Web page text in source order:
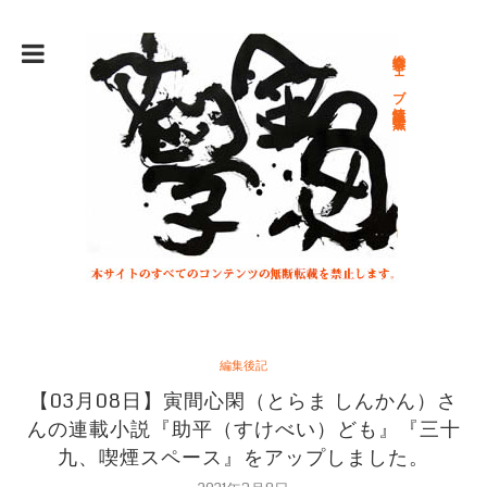
総合文学ウェブ情報誌 文学金魚
編集後記
【03月08日】寅間心閑（とらま しんかん）さ
んの連載小説『助平（すけべい）ども』『三十
九、喫煙スペース』をアップしました。